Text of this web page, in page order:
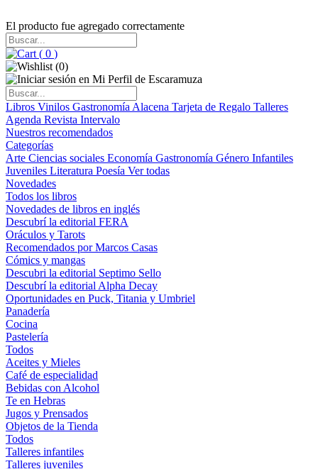
El producto fue agregado correctamente
( 0 )
(0)
Libros Vinilos Gastronomía Alacena Tarjeta de Regalo Talleres
Agenda Revista Intervalo
Nuestros recomendados
Categorías
Arte Ciencias sociales Economía Gastronomía Género Infantiles
Juveniles Literatura Poesía Ver todas
Novedades
Todos los libros
Novedades de libros en inglés
Descubrí la editorial FERA
Oráculos y Tarots
Recomendados por Marcos Casas
Cómics y mangas
Descubri la editorial Septimo Sello
Descubrí la editorial Alpha Decay
Oportunidades en Puck, Titania y Umbriel
Panadería
Cocina
Pastelería
Todos
Aceites y Mieles
Café de especialidad
Bebidas con Alcohol
Te en Hebras
Jugos y Prensados
Objetos de la Tienda
Todos
Talleres infantiles
Talleres juveniles